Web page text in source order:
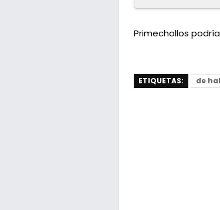
Primechollos
ETIQUETAS: de